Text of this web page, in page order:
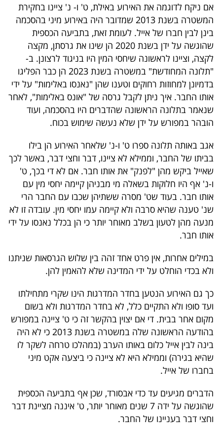
אם ניקח לדוגמה את האירוע באילת, ט' ו- נ' ציינו בחקירת
המשטרה בשנת 2013 שמדובר היה באירוע מיני בהסכמה
בינן לבין חברו של אייל. לעומת זאת, בתביעה הכספית
שהוגשה על ידן בשנת 2020 הן שינו את גרסתן, מקצה
לקצה, וציינו לראשונה שיחסי המין היו בניגוד לרצונן. ב-
"תלונה המחודשת" במשטרה בשנת 2023 הן כבר הפליגו
בדמיונן למחוזות רחוקים וטענו שהן "נאנסו באלימות" על ידי
אותו החבר. איך ניתן לקבל גרסה של "אונס באלימות", לאחר
שנאמר בתלונה הראשונה שהדברים היו בהסכמה, ועוד
הובהר במפורש על ידן שלא נעשה שימוש בכוח.
אגב באותה תלונה ספרו ט' ו-נ' שלאחר האירוע הן בילו
בביתו של החבר, וממילא לא ציינו, דבר וחצי דבר, באשר לכך
שאייל ביקש מהן "לפנק" את אותו חבר. אם לא די בכך, ט'
ו-נ' אף היו חלוקות בשאלה מי מבניהן קיימה יחסי מין עם
אותו חבר. בעוד שט' מסרה ששתיהן שכבו עם החבר הרי
שנ' טענה שהיא סרבה ולא קיימה עמו יחסי מין. עובדה זו לא
מנעה מהן לטעון בשלב מאוחר יותר כי הן בכלל נאנסו על ידי
אותו חבר.
במילים אחרות, אין פרט אחד זהה בין שלוש הגרסאות שניתנו
ולא בכדי הוחלט על ידי המדינה שלא להאמין להן.
כך גם האירוע הנטען בחדר המדרגות הינו שקרי מתחילתו
ועד סופו ולא התקיים כלל, לא בחדר המדרגות ולא בשום
מקום אחר בבית. די אם יצוין בהקשר זה כי ט' ציינה במפורש
בהודעה הראשונה שלה במשטרה בשנת 2013 כי לא היה
בינה לבין אייל כלום באותו הערב (במהלכו טרחה לשקר לו
שהיא בגירה) וממילא היא לא ציינה כי ביצעה אקט מיני
בחברו של אייל.
הדברים מגיעים עד כדי אבסורד, שכן אף בתביעה הכספית
שהוגשה על ידה 7 שנים מאוחר יותר, ט' איננה מציינת דבר
וחצי דבר בעניינו של החבר.